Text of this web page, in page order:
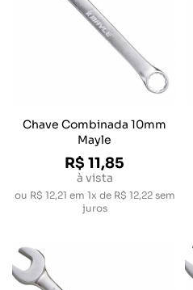
Chave Combinada 10mm
Mayle
R$ 11,85
à vista
ou R$ 12,21 em 1x de R$ 12,22 sem
juros